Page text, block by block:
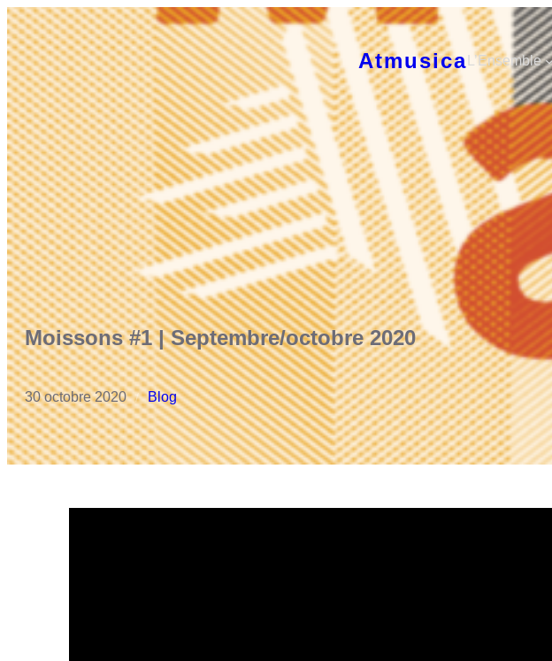
Aller
au
contenu
Atmusica L’Ensemble
Moissons #1 | Septembre/octobre 2020
30 octobre 2020 / Blog